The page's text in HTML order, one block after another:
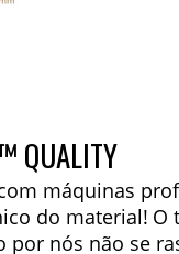
QUALITY
máquinas
do material! O
por nós não se